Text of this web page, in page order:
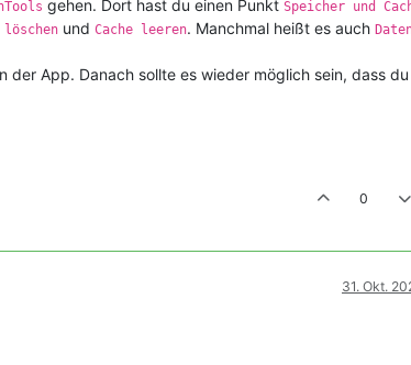
gehen. Dort hast du einen Punkt Speicher und
und Cache leeren. Manchmal heißt es auch
der App. Danach sollte es wieder möglich sein, dass
0
31. Okt.